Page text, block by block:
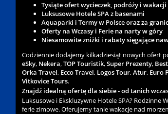
Tysiąte ofert wycieczek, podróży i wakacji
Luksusowe Hotele SPA z basenami
Aquaparki i Termy w Polsce oraz za
Oferty na Wczasy i Ferie na narty w góry
Niesamowite zniżki i rabaty sięgające
Codziennie dodajemy kilkadziesiąt nowych ofert
eSky, Nekera,TOP Touristik,Super Prezenty,
Orka Travel, Ecco Travel, Logos Tour,Atur, Euro
Vitkovice Tours.
Znajdź idealną ofertę dla siebie - od tanich
Luksusowe i Ekskluzywne Hotele SPA? Rodzinne
ferie zimowe. Oferujemy tanie wakacje nad